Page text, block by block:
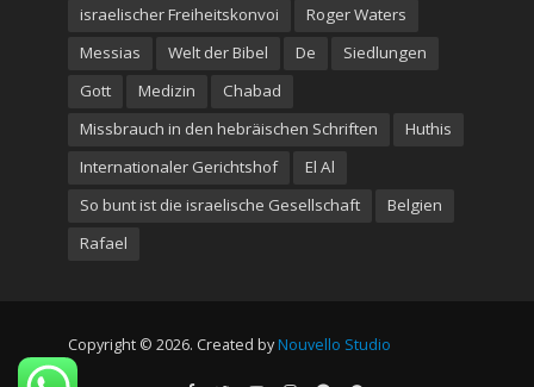
israelischer Freiheitskonvoi
Roger Waters
Messias
Welt der Bibel De
Siedlungen
Gott
Medizin
Chabad
Missbrauch in den hebräischen Schriften
Huthis
Internationaler Gerichtshof
El Al
So bunt ist die israelische Gesellschaft
Belgien
Rafael
Copyright © 2026. Created by Nouvello Studio